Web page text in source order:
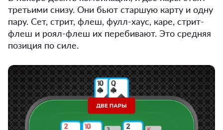
третьими снизу. Они бьют старшую карту и одну
пару. Сет, стрит, флеш, фулл-хаус, каре, стрит-
флеш и роял-флеш их перебивают. Это средняя
позиция по силе.